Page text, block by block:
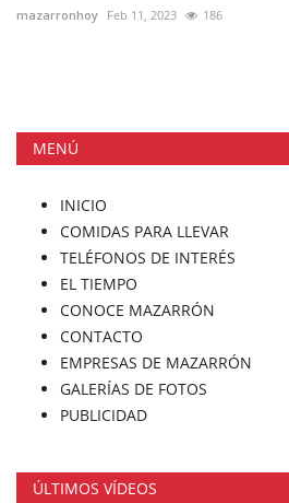
mazarronhoy Feb 11, 2023 186
MENÚ
INICIO
COMIDAS PARA LLEVAR
TELÉFONOS DE INTERÉS
EL TIEMPO
CONOCE MAZARRÓN
CONTACTO
EMPRESAS DE MAZARRÓN
GALERÍAS DE FOTOS
PUBLICIDAD
ÚLTIMOS VÍDEOS